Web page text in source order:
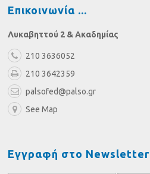
Επικοινωνία
Λυκαβηττού 2 & Ακαδημίας
210 3636052
210 3642359
palsofed@palso.gr
See Map
Εγγραφή στο Newsletter